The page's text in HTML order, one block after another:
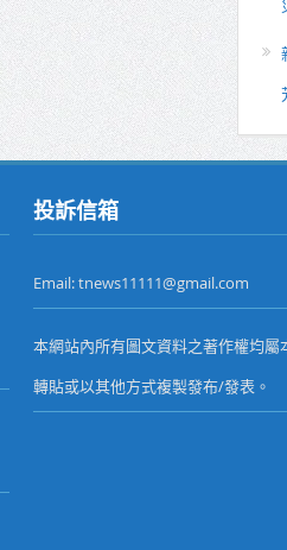
投訴信箱
Email: tnews11111@gmail.com
本網站內所有圖文資料之著作權均
轉貼或以其他方式複製發布/發表。